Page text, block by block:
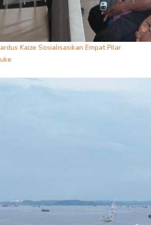
Kaize Sosialisasikan Empat Pilar